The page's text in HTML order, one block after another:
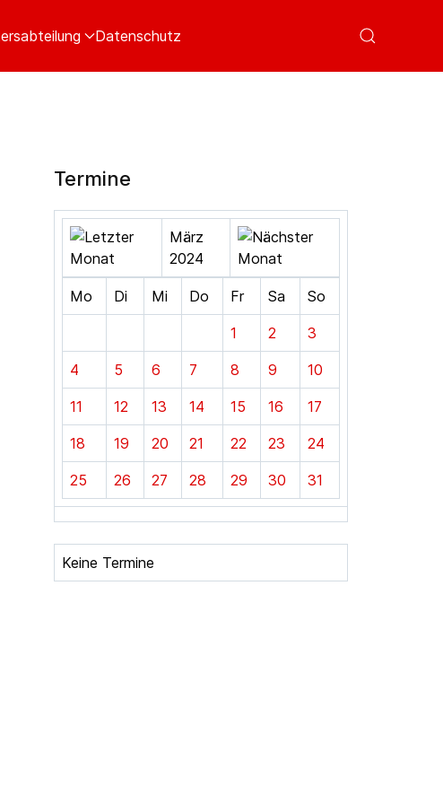
Datenschutz
Termine
März
2024
Mo Di Mi Do Fr Sa So
1 2 3
4 5 6 7 8 9 10
11 12 13 14 15 16 17
18 19 20 21 22 23 24
25 26 27 28 29 30 31
Keine Termine